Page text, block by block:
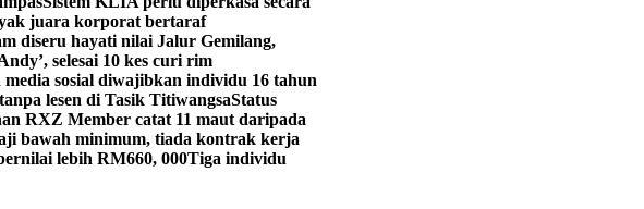
juara korporat bertaraf
diseru hayati nilai Jalur Gemilang,
selesai 10 kes curi rim
media sosial diwajibkan individu 16 tahun
lesen di Tasik TitiwangsaStatus
RXZ Member catat 11 maut daripada
bawah minimum, tiada kontrak kerja
lebih RM660, 000Tiga individu